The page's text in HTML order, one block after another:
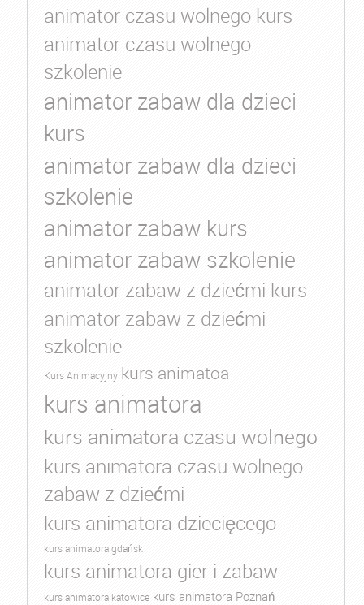
animator czasu wolnego kurs
animator czasu wolnego
szkolenie
animator zabaw dla dzieci
kurs
animator zabaw dla dzieci
szkolenie
animator zabaw kurs
animator zabaw szkolenie
animator zabaw z dziećmi kurs
animator zabaw z dziećmi
szkolenie
Kurs Animacyjny kurs animatoa
kurs animatora
kurs animatora czasu wolnego
kurs animatora czasu wolnego
zabaw z dziećmi
kurs animatora dziecięcego
kurs animatora gdańsk
kurs animatora gier i zabaw
kurs animatora katowice kurs animatora Poznań